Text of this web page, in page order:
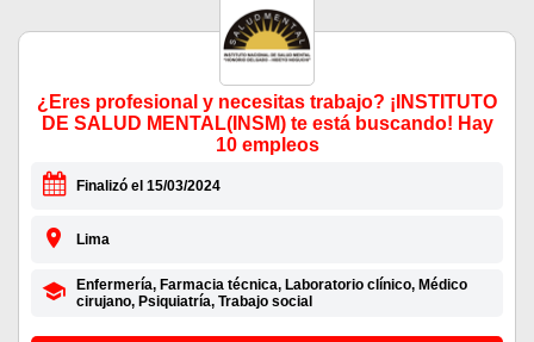
¿Eres profesional y necesitas trabajo? ¡INSTITUTO
DE SALUD MENTAL(INSM) te está buscando! Hay
10 empleos
Finalizó el 15/03/2024
Lima
Enfermería, Farmacia técnica, Laboratorio clínico, Médico
cirujano, Psiquiatría, Trabajo social